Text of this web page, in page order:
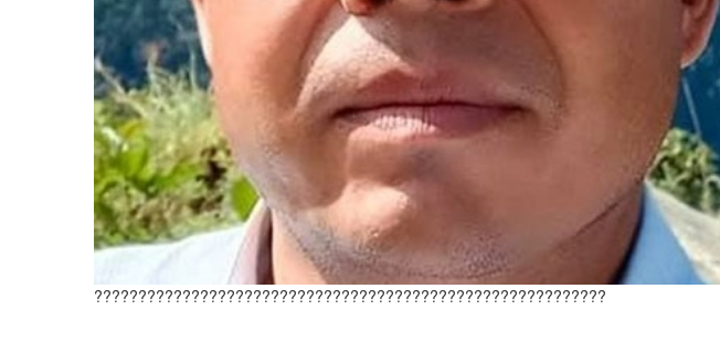
??????????????????????????????????????????????????????????